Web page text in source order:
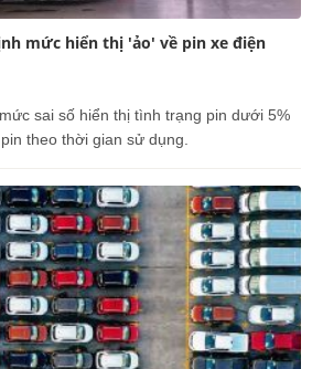
mức hiển thị 'ảo' về pin xe điện
sai số hiển thị tình trạng pin dưới 5%
theo thời gian sử dụng.